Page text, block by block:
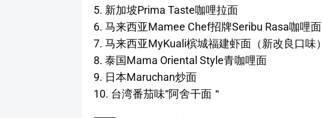
5. 新加坡Prima Taste咖哩拉面
6. 马来西亚Mamee Chef招牌Seribu Rasa咖哩面
7. 马来西亚MyKuali槟城福建虾面（新改良口味）
8. 泰国Mama Oriental Style青咖哩面
9. 日本Maruchan炒面
10. 台湾番茄味“阿舍干面＂